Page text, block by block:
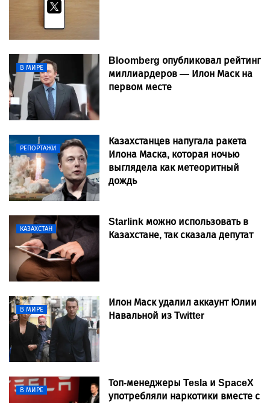
В МИРЕ
Bloomberg опубликовал рейтинг
миллиардеров — Илон Маск на
первом месте
РЕПОРТАЖИ
Казахстанцев напугала ракета
Илона Маска, которая ночью
выглядела как метеоритный
дождь
КАЗАХСТАН
Starlink можно использовать в
Казахстане, так сказала депутат
В МИРЕ
Илон Маск удалил аккаунт Юлии
Навальной из Twitter
В МИРЕ
Топ-менеджеры Tesla и SpaceX
употребляли наркотики вместе с